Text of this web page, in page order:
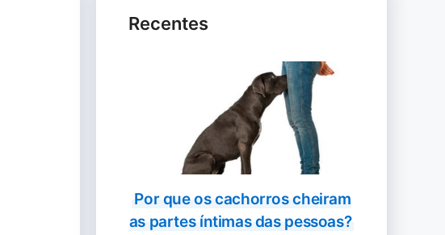
Recentes
Por que os cachorros cheiram
as partes íntimas das pessoas?